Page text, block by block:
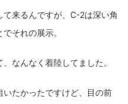
来るんですが、C-2は深い角
それの展示。
なんなく着陸してました。
たかったですけど、目の前